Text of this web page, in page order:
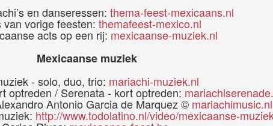
en danseressen: thema-feest-mexicaans.nl
van vorige feesten: themafeest-mexico.nl
acts op een rij: mexicaanse-muziek.nl
Mexicaanse muziek
- solo, duo, trio: mariachi-muziek.nl
optreden / Serenata - kort optreden:
Antonio Garcia de Marquez © mariachimusic.nl
http://www.todolatino.nl/video/mexicaanse-